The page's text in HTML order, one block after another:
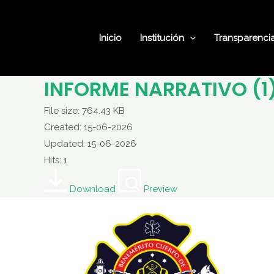
Inicio Institución
INFORME
File size: 764.43 KB
Created: 15-06-2026
Updated: 15-06-2026
Hits: 1
Download Preview